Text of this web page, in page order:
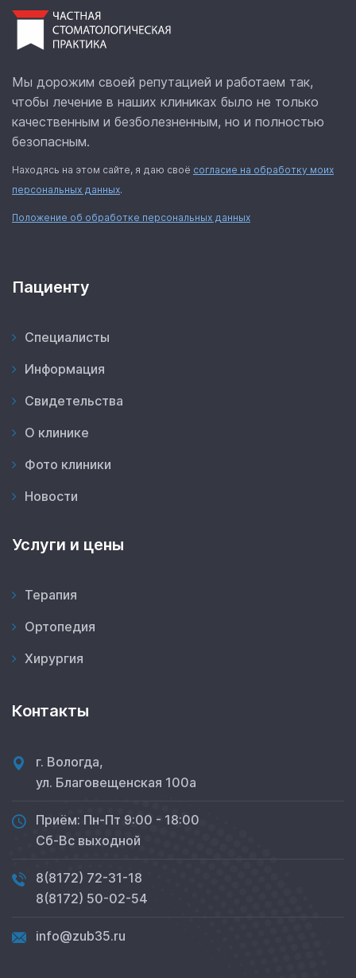
Мы дорожим своей репутацией и работаем так,
чтобы лечение в наших клиниках было не только
качественным и безболезненным, но и полностью
безопасным.
Находясь на этом сайте, я даю своё согласие на обработку моих
персональных данных.
Положение об обработке персональных данных
Пациенту
Специалисты
Информация
Свидетельства
О клинике
Фото клиники
Новости
Услуги и цены
Терапия
Ортопедия
Хирургия
Контакты
г. Вологда,
ул. Благовещенская 100а
Приём: Пн-Пт 9:00 - 18:00
Сб-Вс выходной
8(8172) 72-31-18
8(8172) 50-02-54
info@zub35.ru